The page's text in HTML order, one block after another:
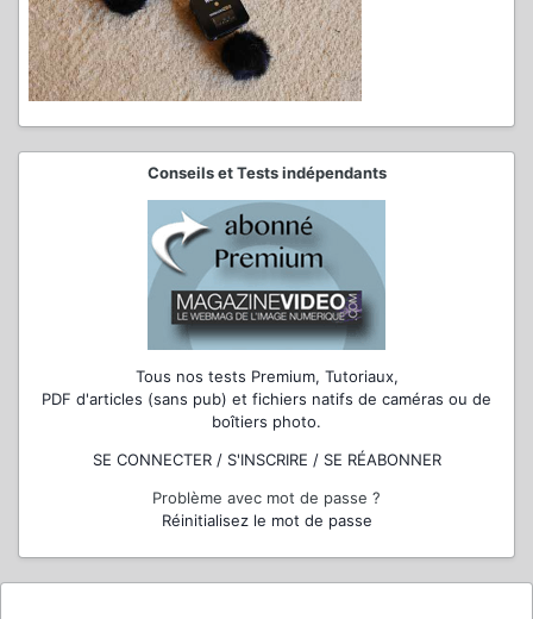
Conseils et Tests indépendants
Tous nos tests Premium, Tutoriaux,
PDF d'articles (sans pub) et fichiers natifs de caméras ou de
boîtiers photo.
SE CONNECTER / S'INSCRIRE / SE RÉABONNER
Problème avec mot de passe ?
Réinitialisez le mot de passe